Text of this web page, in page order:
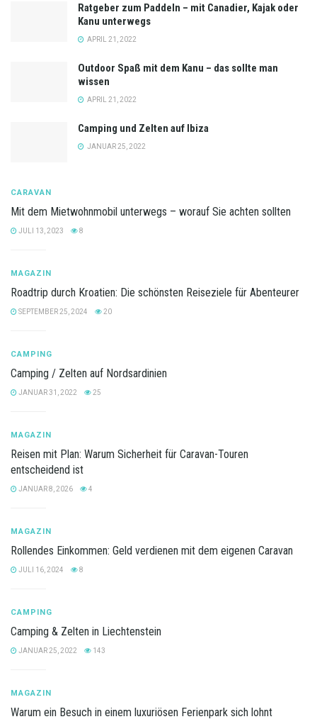
Ratgeber zum Paddeln – mit Canadier, Kajak oder
Kanu unterwegs
APRIL 21, 2022
Outdoor Spaß mit dem Kanu – das sollte man
wissen
APRIL 21, 2022
Camping und Zelten auf Ibiza
JANUAR 25, 2022
CARAVAN
Mit dem Mietwohnmobil unterwegs – worauf Sie achten sollten
JULI 13, 2023 8
MAGAZIN
Roadtrip durch Kroatien: Die schönsten Reiseziele für Abenteurer
SEPTEMBER 25, 2024 20
CAMPING
Camping / Zelten auf Nordsardinien
JANUAR 31, 2022 25
MAGAZIN
Reisen mit Plan: Warum Sicherheit für Caravan-Touren
entscheidend ist
JANUAR 8, 2026 4
MAGAZIN
Rollendes Einkommen: Geld verdienen mit dem eigenen Caravan
JULI 16, 2024 8
CAMPING
Camping & Zelten in Liechtenstein
JANUAR 25, 2022 143
MAGAZIN
Warum ein Besuch in einem luxuriösen Ferienpark sich lohnt